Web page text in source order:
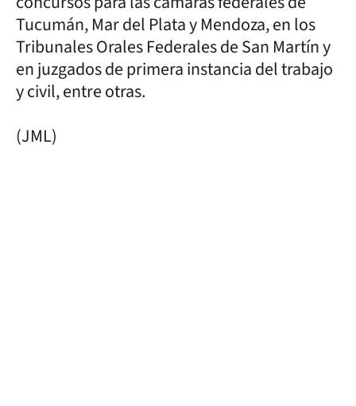
Tucumán, Mar del Plata y Mendoza, en los
Tribunales Orales Federales de San Martín y
en juzgados de primera instancia del trabajo
y civil, entre otras.
(JML)